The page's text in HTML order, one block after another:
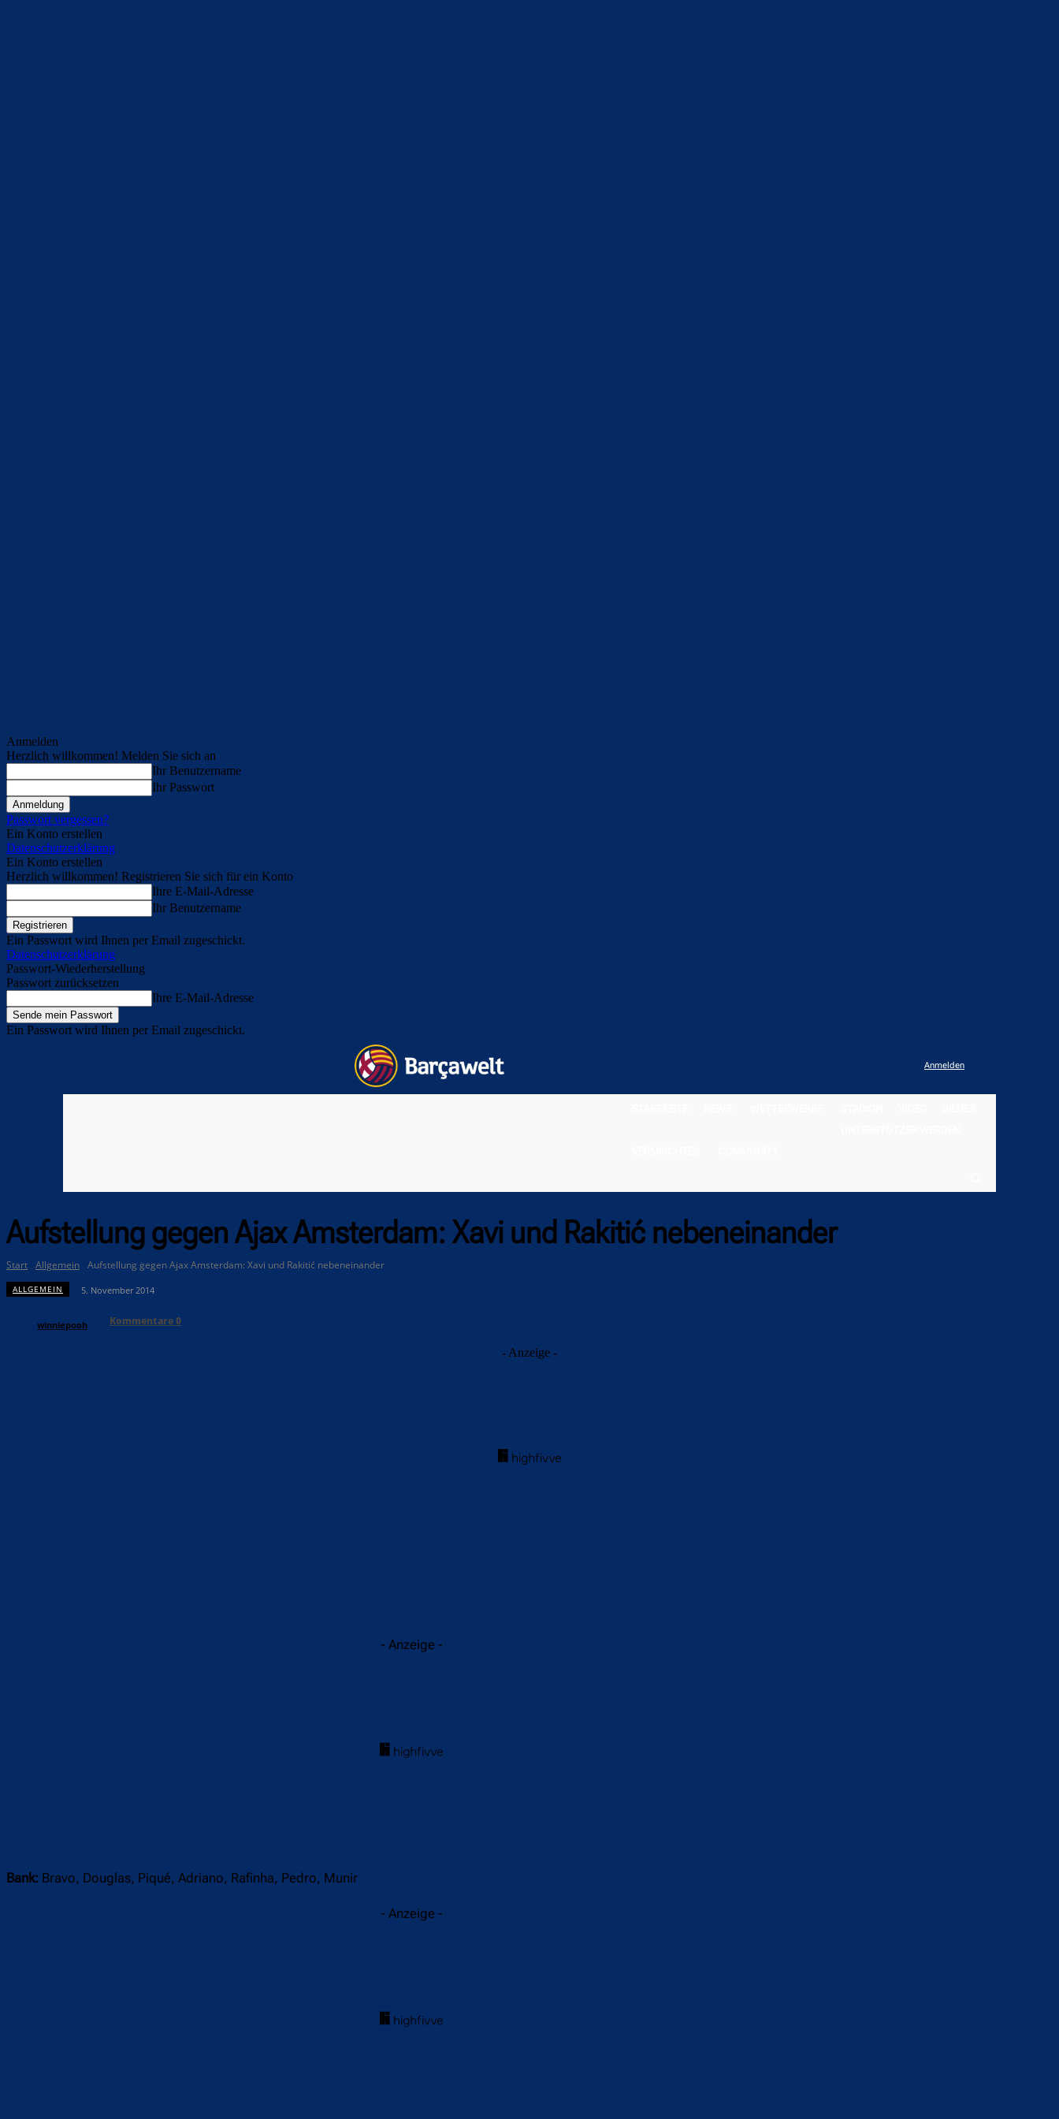
Anmelden
Herzlich willkommen! Melden Sie sich an
Ihr Benutzername
Ihr Passwort
Passwort vergessen?
Ein Konto erstellen
Datenschutzerklärung
Ein Konto erstellen
Herzlich willkommen! Registrieren Sie sich für ein Konto
Ihre E-Mail-Adresse
Ihr Benutzername
Ein Passwort wird Ihnen per Email zugeschickt.
Datenschutzerklärung
Passwort-Wiederherstellung
Passwort zurücksetzen
Ihre E-Mail-Adresse
Ein Passwort wird Ihnen per Email zugeschickt.
Anmelden
Aufstellung gegen Ajax Amsterdam: Xavi und Rakitić nebeneinander
Start Allgemein Aufstellung gegen Ajax Amsterdam: Xavi und Rakitić nebeneinander
ALLGEMEIN 5. November 2014
winniepooh Kommentare0
- Anzeige -
- Anzeige -
Bank: Bravo, Douglas, Piqué, Adriano, Rafinha, Pedro, Munir
- Anzeige -